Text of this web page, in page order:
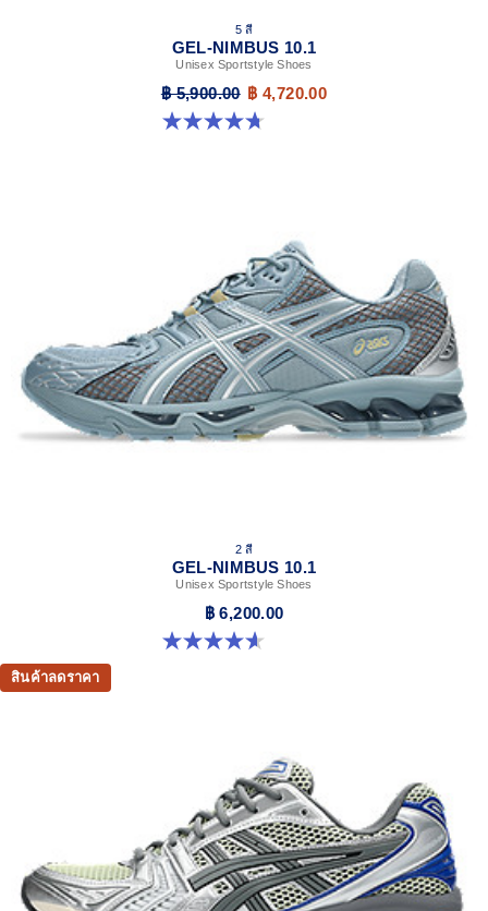
5 สี
GEL-NIMBUS 10.1
Unisex Sportstyle Shoes
฿ 5,900.00 ฿ 4,720.00
4.7 จาก 5 ดาว 306 รีวิว
2 สี
GEL-NIMBUS 10.1
Unisex Sportstyle Shoes
฿ 6,200.00
4.6 จาก 5 ดาว 30 รีวิว
สินค้าลดราคา